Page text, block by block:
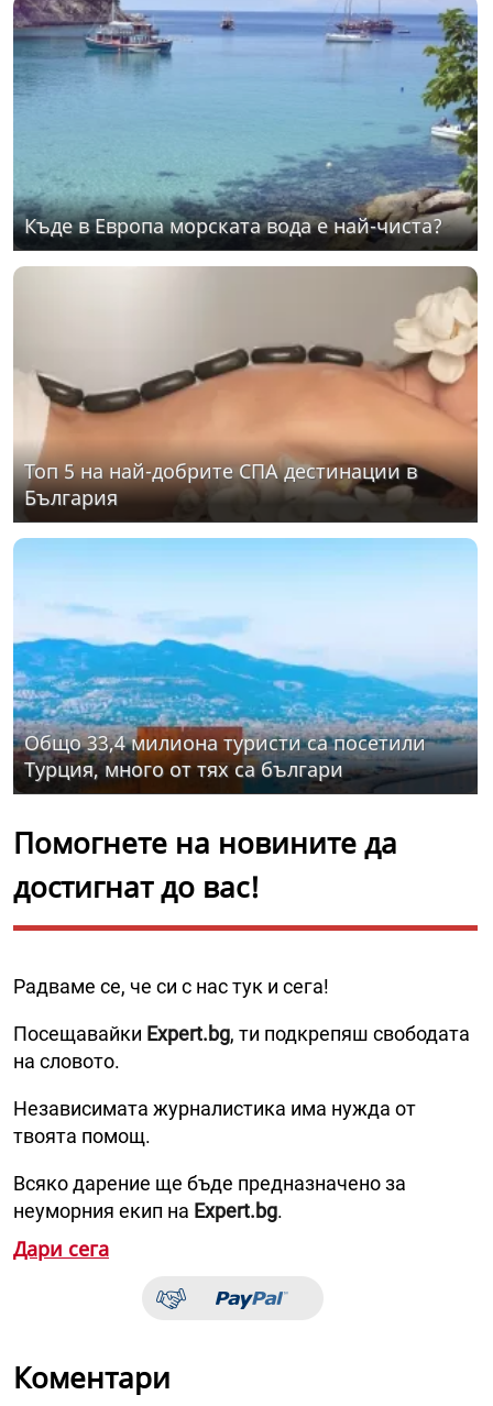
Къде в Европа морската вода е най-чиста?
Топ 5 на най-добрите СПА дестинации в
България
Общо 33,4 милиона туристи са посетили
Турция, много от тях са българи
Помогнете на новините да
достигнат до вас!
Радваме се, че си с нас тук и сега!
Посещавайки Expert.bg, ти подкрепяш свободата
на словото.
Независимата журналистика има нужда от
твоята помощ.
Всяко дарение ще бъде предназначено за
неуморния екип на Expert.bg.
Дари сега
Коментари